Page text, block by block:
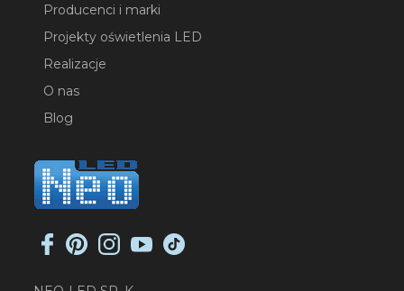
Producenci i marki
Projekty oświetlenia LED
Realizacje
O nas
Blog